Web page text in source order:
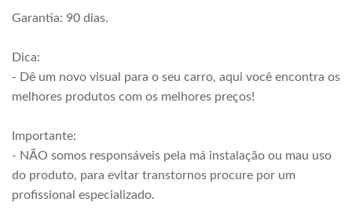
Garantia: 90 dias.
Dica:
- Dê um novo visual para o seu carro, aqui você encontra os
melhores produtos com os melhores preços!
Importante:
- NÃO somos responsáveis pela má instalação ou mau uso
do produto, para evitar transtornos procure por um
profissional especializado.